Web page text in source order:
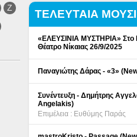
Z
ΤΕΛΕΥΤΑΙΑ
«ΕΛΕΥΣΙΝΙΑ ΜΥΣΤΗΡΙΑ» Στο
Θέατρο Νίκαιας 26/9/2025
Παναγιώτης Δάρας - «3»
Συνέντευξη - Δημήτρης
Angelakis)
Επιμέλεια : Ευθύμης Παράς